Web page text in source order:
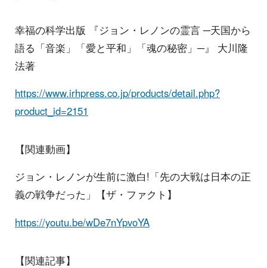
幸福の科学出版 『ジョン・レノンの霊言 ─天国から
語る「音楽」「愛と平和」「魂の秘密」─』 大川隆
法著
https://www.irhpress.co.jp/products/detail.php?
product_id=2151
【関連動画】
ジョン・レノンが生前に激白!「先の大戦は日本の正
義の戦争だった」【ザ・ファクト】
https://youtu.be/wDe7nYpvoYA
【関連記事】